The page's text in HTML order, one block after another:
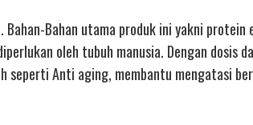
Bahan utama produk ini yakni protein
oleh tubuh manusia. Dengan dosis
seperti Anti aging, membantu mengatasi